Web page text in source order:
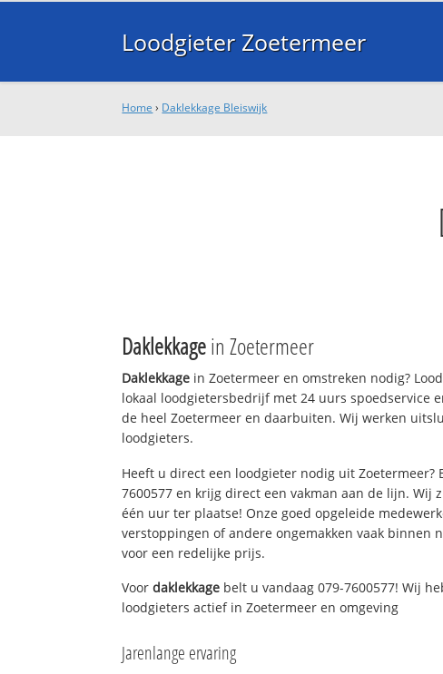
Loodgieter Zoetermeer
Home › Daklekkage Bleiswijk
Daklekkagein Zoetermeer
Daklekkage in Zoetermeer en omstreken nodig?
lokaal loodgietersbedrijf met 24 uurs spoedservice
de heel Zoetermeer en daarbuiten. Wij werken
loodgieters.
Heeft u direct een loodgieter nodig uit Zoetermeer?
7600577 en krijg direct een vakman aan de lijn. Wij
één uur ter plaatse! Onze goed opgeleide
verstoppingen of andere ongemakken vaak binnen
voor een redelijke prijs.
Voordaklekkage belt u vandaag 079-7600577! Wij
loodgieters actief in Zoetermeer en omgeving
Jarenlange ervaring